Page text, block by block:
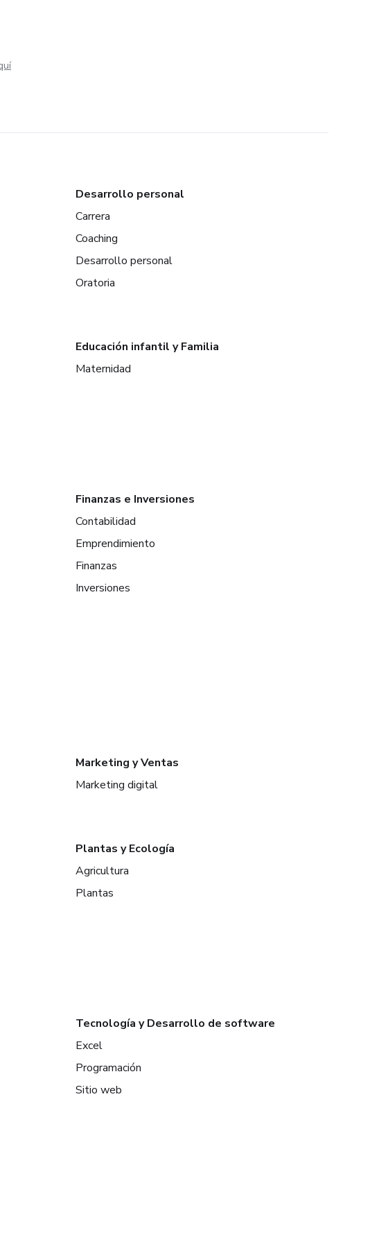
Desarrollo personal
Carrera
Coaching
Desarrollo personal
Oratoria
Educación infantil y Familia
Maternidad
Finanzas e Inversiones
Contabilidad
Emprendimiento
Finanzas
Inversiones
Marketing y Ventas
Marketing digital
Plantas y Ecología
Agricultura
Plantas
Tecnología y Desarrollo de software
Excel
Programación
Sitio web